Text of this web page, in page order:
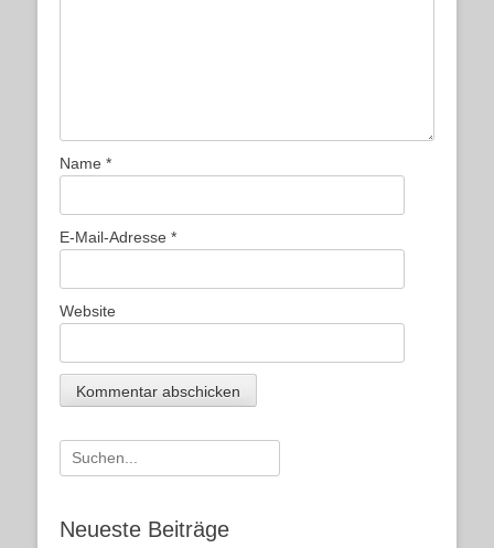
Name *
E-Mail-Adresse *
Website
Suche
nach:
Neueste Beiträge